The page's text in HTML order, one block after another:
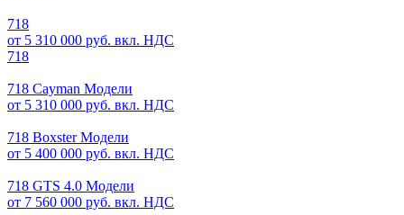
718
от 5 310 000 руб. вкл. НДС
718
718 Cayman Модели
от 5 310 000 руб. вкл. НДС
718 Boxster Модели
от 5 400 000 руб. вкл. НДС
718 GTS 4.0 Модели
от 7 560 000 руб. вкл. НДС